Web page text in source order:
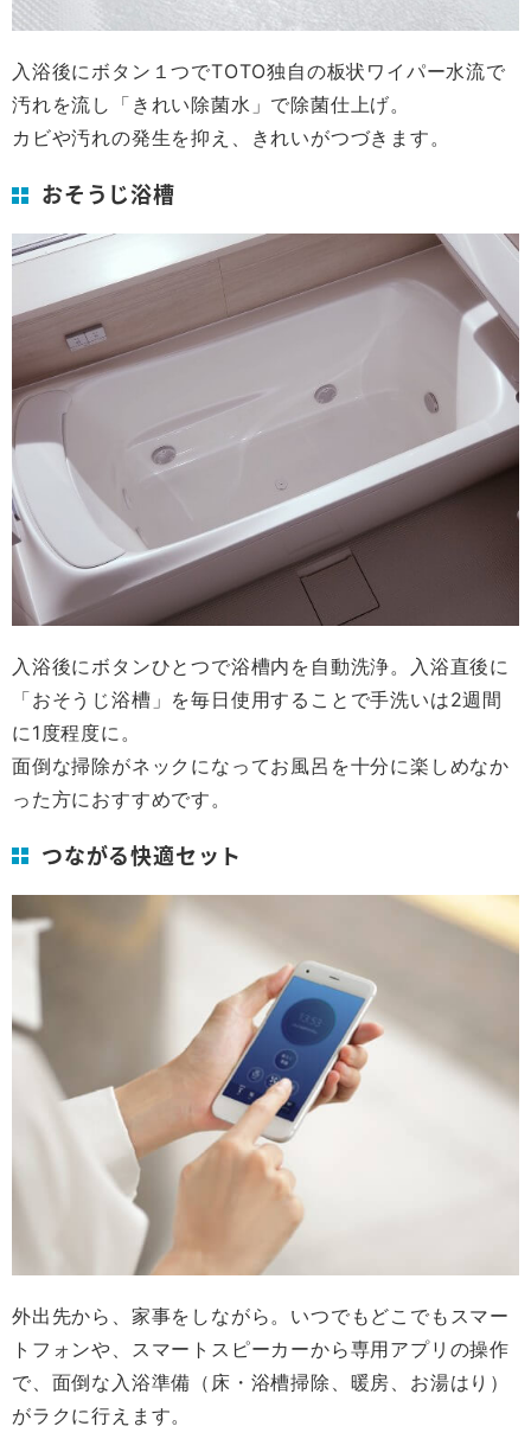
入浴後にボタン１つでTOTO独自の板状ワイパー水流で
汚れを流し「きれい除菌水」で除菌仕上げ。
カビや汚れの発生を抑え、きれいがつづきます。
おそうじ浴槽
入浴後にボタンひとつで浴槽内を自動洗浄。入浴直後に
「おそうじ浴槽」を毎日使用することで手洗いは2週間
に1度程度に。
面倒な掃除がネックになってお風呂を十分に楽しめなか
った方におすすめです。
つながる快適セット
外出先から、家事をしながら。いつでもどこでもスマー
トフォンや、スマートスピーカーから専用アプリの操作
で、面倒な入浴準備（床・浴槽掃除、暖房、お湯はり）
がラクに行えます。